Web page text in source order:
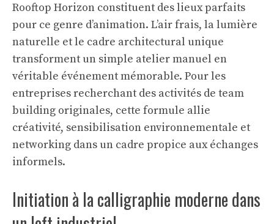
Rooftop Horizon constituent des lieux parfaits
pour ce genre d’animation. L’air frais, la lumière
naturelle et le cadre architectural unique
transforment un simple atelier manuel en
véritable événement mémorable. Pour les
entreprises recherchant des activités de team
building originales, cette formule allie
créativité, sensibilisation environnementale et
networking dans un cadre propice aux échanges
informels.
Initiation à la calligraphie moderne dans